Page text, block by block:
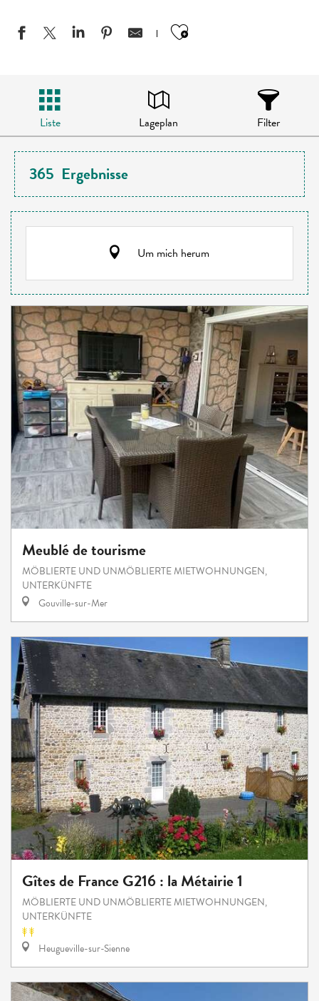
Ajouter aux
Liste Lageplan Filter
365 Ergebnisse
Um mich herum
Meublé de tourisme
MÖBLIERTE UND UNMÖBLIERTE MIETWOHNUNGEN,
UNTERKÜNFTE
Gouville-sur-Mer
Gîtes de France G216 : la Métairie 1
MÖBLIERTE UND UNMÖBLIERTE MIETWOHNUNGEN,
UNTERKÜNFTE
Heugueville-sur-Sienne